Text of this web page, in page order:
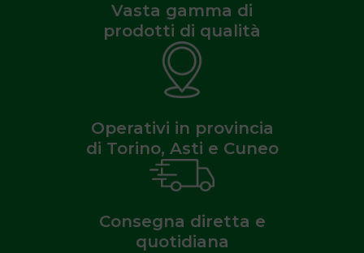
Vasta gamma di
prodotti di qualità
Operativi in provincia
di Torino, Asti e Cuneo
Consegna diretta e
quotidiana